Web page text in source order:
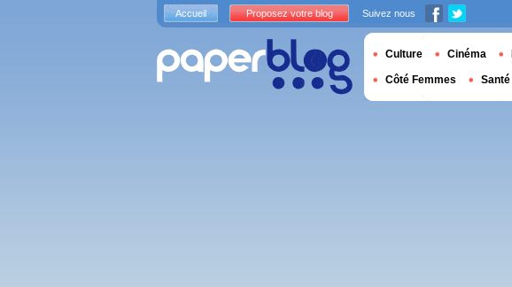
Accueil Proposez votre blog Suivez nous
Culture Cinéma
Côté Femmes Santé